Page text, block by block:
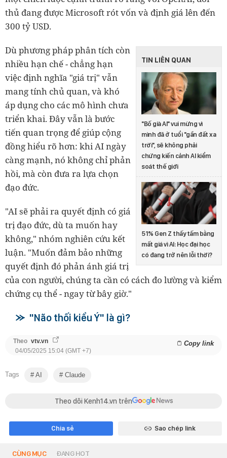
thủ đang được Microsoft rót vốn và định giá lên đến
300 tỷ USD.
TIN LIÊN QUAN
"Bố già AI" vui mừng vì
mình đã ở tuổi "gần đất xa
trời", sẽ không phải
chứng kiến cảnh AI kiểm
soát thế giới
51% Gen Z thấy tấm bằng
mất giá vì AI: Học đại học
có đang trở nên lỗi thời?
Dù phương pháp phân tích còn
nhiều hạn chế - chẳng hạn
việc định nghĩa "giá trị" vẫn
mang tính chủ quan, và khó
áp dụng cho các mô hình chưa
triển khai. Đây vẫn là bước
tiến quan trọng để giúp cộng
đồng hiểu rõ hơn: khi AI ngày
càng mạnh, nó không chỉ phản
hồi, mà còn đưa ra lựa chọn
đạo đức.
"AI sẽ phải ra quyết định có giá
trị đạo đức, dù ta muốn hay
không," nhóm nghiên cứu kết
luận. "Muốn đảm bảo những
quyết định đó phản ánh giá trị
của con người, chúng ta cần có cách đo lường và kiểm
chứng cụ thể - ngay từ bây giờ."
"Não thối kiểu Ý" là gì?
Theo vtv.vn Copy link
04/05/2025 15:04 (GMT +7)
Tags AI Claude
Theo dõi Kenh14.vn trên
Chia sẻ Sao chép link
CÙNG MỤC ĐANG HOT